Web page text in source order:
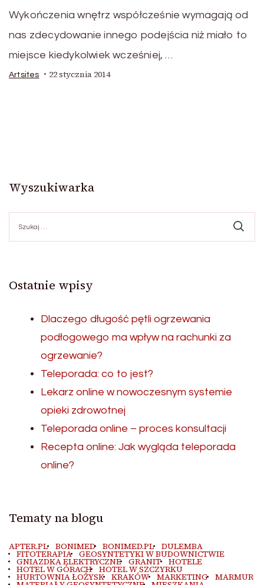
Wykończenia wnętrz współcześnie wymagają od
nas zdecydowanie innego podejścia niż miało to
miejsce kiedykolwiek wcześniej, …
Artsites 22 stycznia 2014
Wyszukiwarka
Ostatnie wpisy
Dlaczego długość pętli ogrzewania
podłogowego ma wpływ na rachunki za
ogrzewanie?
Teleporada: co to jest?
Lekarz online w nowoczesnym systemie
opieki zdrowotnej
Teleporada online – proces konsultacji
Recepta online: Jak wygląda teleporada
online?
Tematy na blogu
APTER.PL BONIMED BONIMED.PL DULEMBA
FITOTERAPIA GEOSYNTETYKI W BUDOWNICTWIE
GNIAZDKA ELEKTRYCZNE GRANIT HOTELE
HOTEL W GÓRACH HOTEL W SZCZYRKU
HURTOWNIA ŁOŻYSK KRAKÓW MARKETING MARMUR